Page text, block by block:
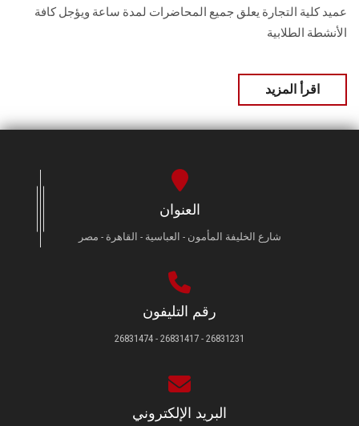
عميد كلية التجارة يعلق جميع المحاضرات لمدة ساعة ويؤجل كافة
الأنشطة الطلابية
اقرأ المزيد
العنوان
شارع الخليفة المأمون - العباسية - القاهرة - مصر
رقم التليفون
26831231 - 26831417 - 26831474
البريد الإلكتروني